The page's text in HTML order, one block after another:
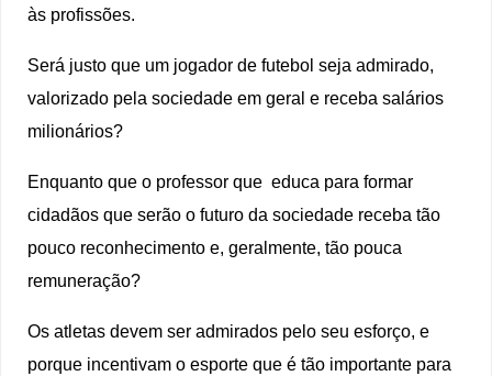
às profissões.
Será justo que um jogador de futebol seja admirado,
valorizado pela sociedade em geral e receba salários
milionários?
Enquanto que o professor que educa para formar
cidadãos que serão o futuro da sociedade receba tão
pouco reconhecimento e, geralmente, tão pouca
remuneração?
Os atletas devem ser admirados pelo seu esforço, e
porque incentivam o esporte que é tão importante para